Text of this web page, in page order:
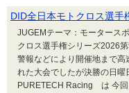
DID全日本モトクロス選
JUGEMテーマ：モータース
クロス選手権シリーズ2026
警報などにより開催地まで
れた大会でしたが決勝の日
PURETECH Racing は 今回